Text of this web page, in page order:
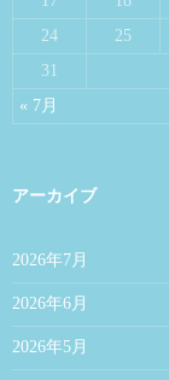
« 7月
24
25
31
アーカイブ
2026年7月
2026年6月
2026年5月